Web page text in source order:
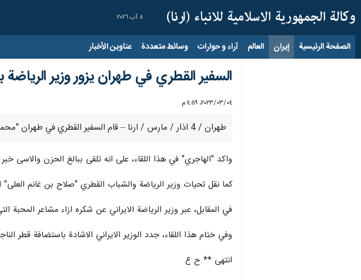
٨ آب ٢٠٢٦
الصفحة الرئيسية إيران العالم آراء و حوارات وسائط متعددة عناوين الأخبار
السفير القطري في طهران يزور وزير
٠٤‏/٠٣‏/٢٠٢٣، ٤:٥٩ م
طهران / 4 اذار / مارس / ارنا – قام السفير القطري في طهران "محمد بن حمد الهاجري"، اليوم السبت، بزيارة وزير الرياضة والشباب الايراني "سيد حميد سجادي" في المستشفى.
واكد "الهاجري" في هذا اللقاء، على انه تلقى ببالغ الحزن والاسى
كما نقل تحيات وزير الرياضة والشباب القطري "صلاح بن غانم العلى"
في المقابل، عبر وزير الرياضة الايراني عن شكره ازاء مشاعر
وفي ختام هذا اللقاء، جدد الوزير الايراني الاشادة باستضافة قطر الناجحة
انتهى ** ح ع